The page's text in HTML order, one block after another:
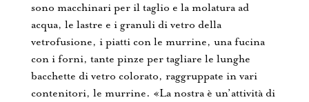
sono macchinari per il taglio e la molatura ad
acqua, le lastre e i granuli di vetro della
vetrofusione, i piatti con le murrine, una fucina
con i forni, tante pinze per tagliare le lunghe
bacchette di vetro colorato, raggruppate in vari
contenitori, le murrine. «La nostra è un’attività di